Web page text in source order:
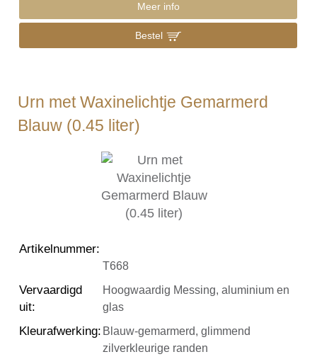
Meer info
Bestel
Urn met Waxinelichtje Gemarmerd
Blauw (0.45 liter)
Artikelnummer:
T668
Vervaardigd
uit:
Hoogwaardig Messing, aluminium en
glas
Kleurafwerking: Blauw-gemarmerd, glimmend
zilverkleurige randen